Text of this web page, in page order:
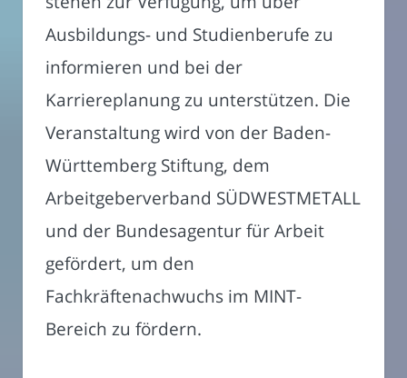
Ausbildungs- und Studienberufe zu
informieren und bei der
Karriereplanung zu unterstützen. Die
Veranstaltung wird von der Baden-
Württemberg Stiftung, dem
Arbeitgeberverband SÜDWESTMETALL
und der Bundesagentur für Arbeit
gefördert, um den
Fachkräftenachwuchs im MINT-
Bereich zu fördern.